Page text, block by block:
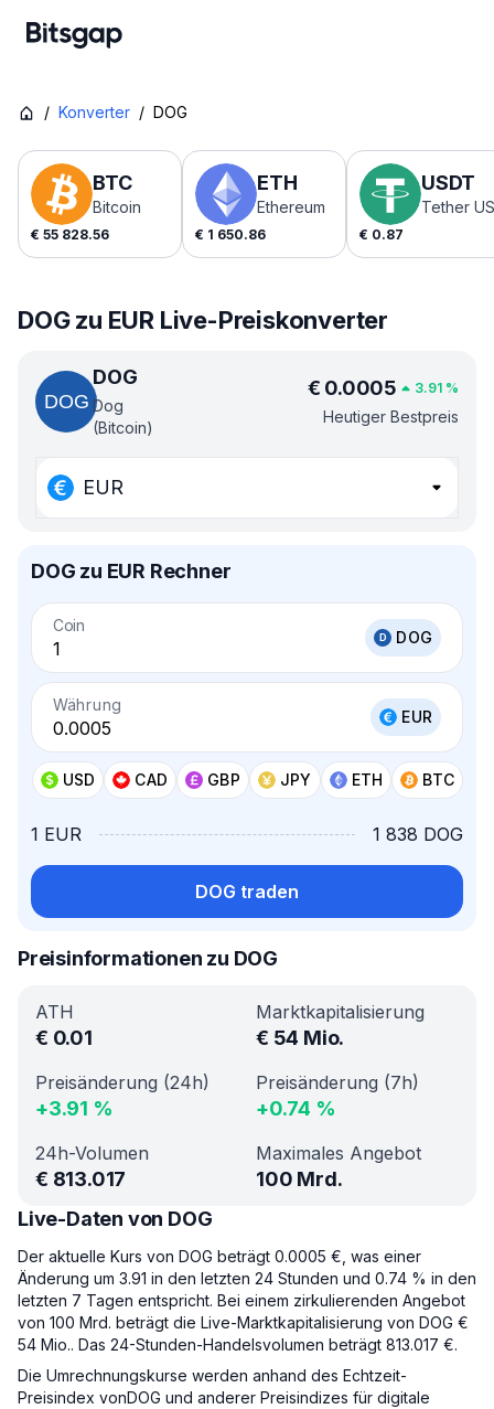
/ Konverter / DOG
BTC
Bitcoin
€ 55 828.56
ETH
Ethereum
€ 1 650.86
USDT
Tether
€ 0.87
DOG zu EUR Live-Preiskonverter
DOG
Dog
(Bitcoin)
€ 0.0005 3.91 %
Heutiger Bestpreis
EUR
DOG zu EUR Rechner
Coin
DOG
Währung
EUR
USD CAD GBP JPY ETH BTC
1 EUR 1 838 DOG
DOG traden
Preisinformationen zu DOG
ATH
€ 0.01
Marktkapitalisierung
€ 54 Mio.
Preisänderung (24h)
+3.91 %
Preisänderung (7h)
+0.74 %
24h-Volumen
€ 813.017
Maximales Angebot
100 Mrd.
Live-Daten von DOG
Der aktuelle Kurs von DOG beträgt 0.0005 €, was einer
Änderung um 3.91 in den letzten 24 Stunden und 0.74 % in den
letzten 7 Tagen entspricht. Bei einem zirkulierenden Angebot
von 100 Mrd. beträgt die Live-Marktkapitalisierung von DOG €
54 Mio.. Das 24-Stunden-Handelsvolumen beträgt 813.017 €.
Die Umrechnungskurse werden anhand des Echtzeit-
Preisindex vonDOG und anderer Preisindizes für digitale